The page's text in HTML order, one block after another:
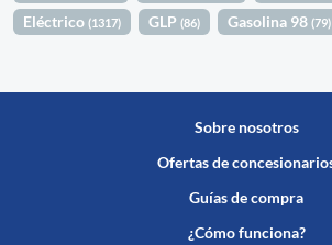
Eléctrico(1317) GLP(86) Gasolina 98(79)
Sobre nosotros
Ofertas de
Guías de compra
¿Cómo funciona?